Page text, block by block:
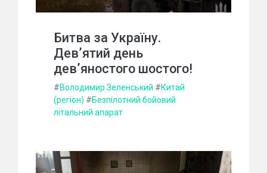
Битва за Україну.
Дев’ятий день
дев’яностого шостого!
#Володимир Зеленський #Китай
(регіон) #Безпілотний бойовий
літальний апарат